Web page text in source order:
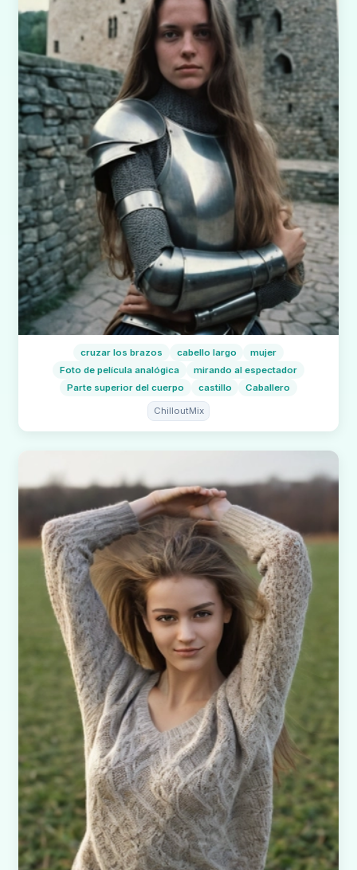
cruzar los brazos cabello largo
mujer
Foto de película analógica
mirando al espectador
Parte superior del cuerpo
castillo Caballero
ChilloutMix